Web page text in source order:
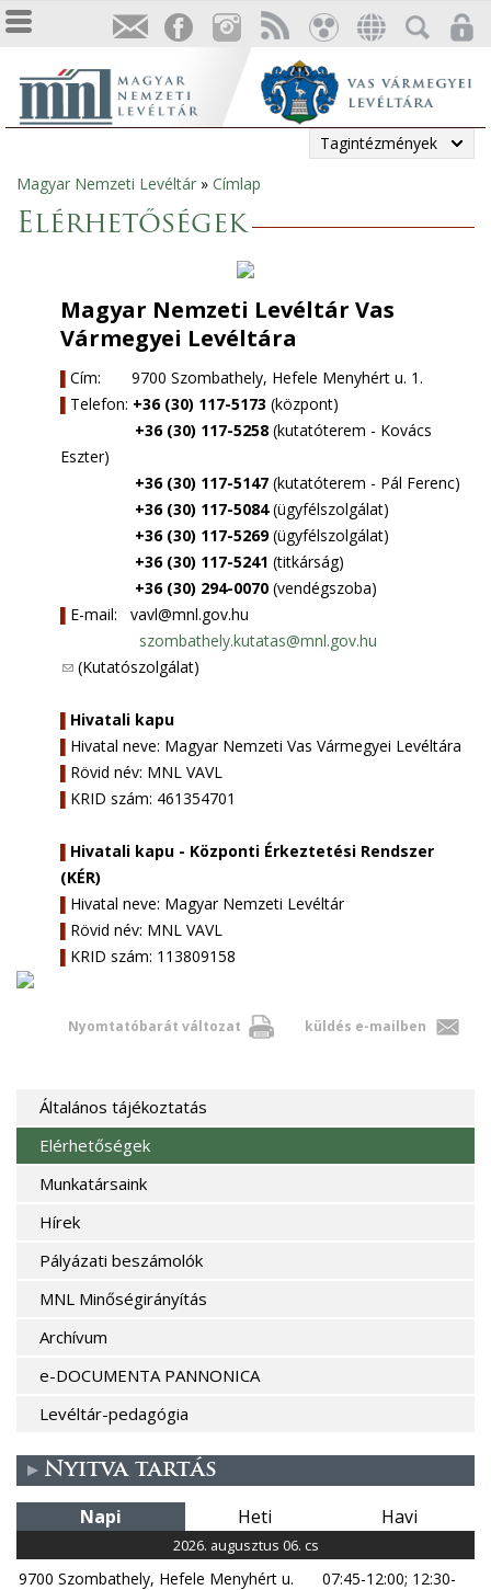
Tagintézmények
Jelenlegi
hely
Magyar Nemzeti Levéltár » Címlap
Elérhetőségek
Magyar Nemzeti Levéltár Vas
Vármegyei Levéltára
Cím: 9700 Szombathely, Hefele Menyhért u. 1.
Telefon: +36 (30) 117-5173 (központ)
+36 (30) 117-5258 (kutatóterem - Kovács
Eszter)
+36 (30) 117-5147 (kutatóterem - Pál Ferenc)
+36 (30) 117-5084(ügyfélszolgálat)
+36 (30) 117-5269(ügyfélszolgálat)
+36 (30) 117-5241 (titkárság)
+36 (30) 294-0070 (vendégszoba)
E-mail: vavl@mnl.gov.hu
szombathely.kutatas@mnl.gov.hu
(
i
n
k
s
n
d
s
e
-
(Kutatószolgálat)
Hivatali kapu
Hivatal neve: Magyar Nemzeti Vas Vármegyei Levéltára
Rövid név: MNL VAVL
KRID szám: 461354701
Hivatali kapu - Központi Érkeztetési Rendszer
(KÉR)
Hivatal neve: Magyar Nemzeti Levéltár
Rövid név: MNL VAVL
KRID szám: 113809158
Nyomtatóbarát változat küldés e-mailben
Általános tájékoztatás
Elérhetőségek
Munkatársaink
Hírek
Pályázati beszámolók
MNL Minőségirányítás
Archívum
e-DOCUMENTA PANNONICA
Levéltár-pedagógia
Nyitva tartás
Napi Heti Havi
2026. augusztus 06. cs
9700 Szombathely, Hefele Menyhért u.
07:45-12:00; 12:30-